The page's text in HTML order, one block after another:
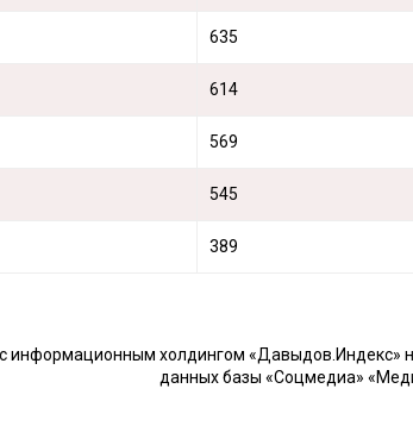
635
614
569
545
389
информационным холдингом «Давыдов.Индекс»
данных базы «Соцмедиа»